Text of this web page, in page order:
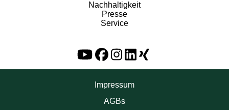
Nachhaltigkeit
Presse
Service
Impressum
AGBs